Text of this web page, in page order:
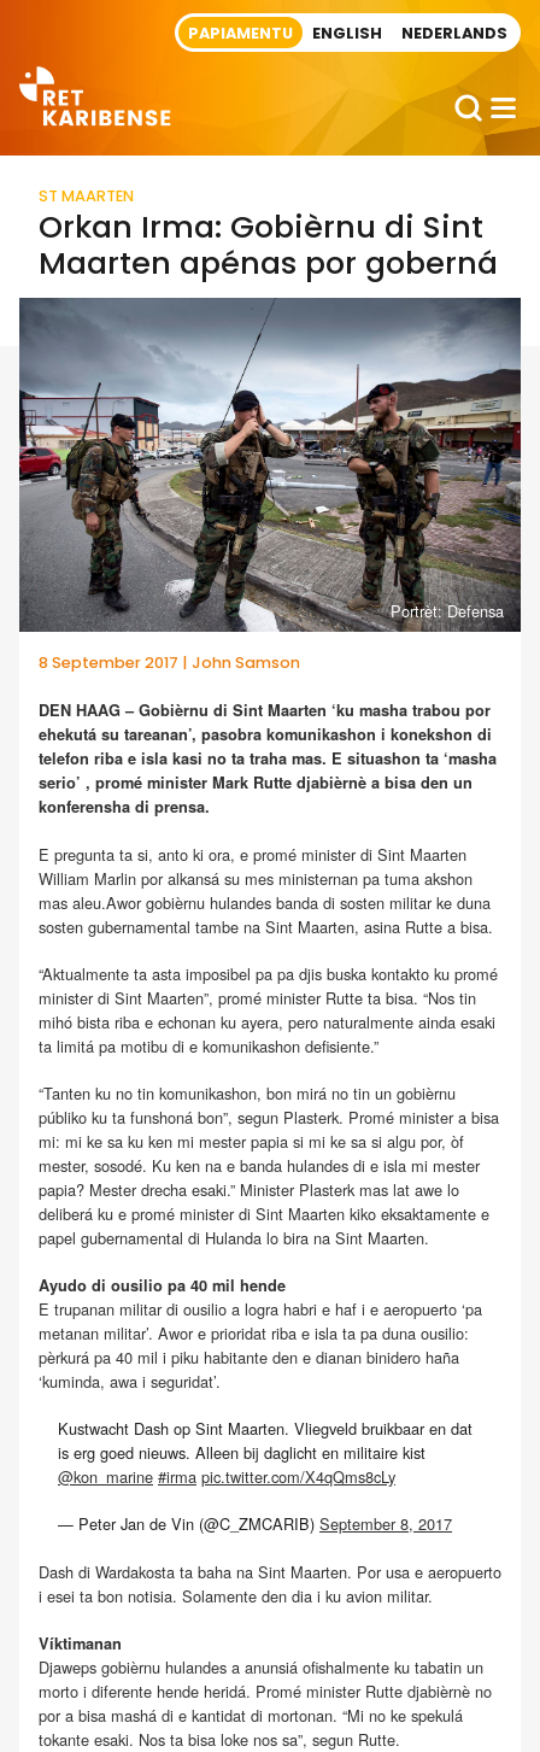
PAPIAMENTU ENGLISH NEDERLANDS
ST MAARTEN
Orkan Irma: Gobièrnu di Sint
Maarten apénas por goberná
Portrèt: Defensa
8 September 2017 | John Samson
DEN HAAG – Gobièrnu di Sint Maarten ‘ku masha trabou por
ehekutá su tareanan’, pasobra komunikashon i konekshon di
telefon riba e isla kasi no ta traha mas. E situashon ta ‘masha
serio’ , promé minister Mark Rutte djabièrnè a bisa den un
konferensha di prensa.
E pregunta ta si, anto ki ora, e promé minister di Sint Maarten
William Marlin por alkansá su mes ministernan pa tuma akshon
mas aleu.Awor gobièrnu hulandes banda di sosten militar ke duna
sosten gubernamental tambe na Sint Maarten, asina Rutte a bisa.
“Aktualmente ta asta imposibel pa pa djis buska kontakto ku promé
minister di Sint Maarten”, promé minister Rutte ta bisa. “Nos tin
mihó bista riba e echonan ku ayera, pero naturalmente ainda esaki
ta limitá pa motibu di e komunikashon defisiente.”
“Tanten ku no tin komunikashon, bon mirá no tin un gobièrnu
públiko ku ta funshoná bon”, segun Plasterk. Promé minister a bisa
mi: mi ke sa ku ken mi mester papia si mi ke sa si algu por, òf
mester, sosodé. Ku ken na e banda hulandes di e isla mi mester
papia? Mester drecha esaki.” Minister Plasterk mas lat awe lo
deliberá ku e promé minister di Sint Maarten kiko eksaktamente e
papel gubernamental di Hulanda lo bira na Sint Maarten.
Ayudo di ousilio pa 40 mil hende
E trupanan militar di ousilio a logra habri e haf i e aeropuerto ‘pa
metanan militar’. Awor e prioridat riba e isla ta pa duna ousilio:
pèrkurá pa 40 mil i piku habitante den e dianan binidero haña
‘kuminda, awa i seguridat’.
Kustwacht Dash op Sint Maarten. Vliegveld bruikbaar en dat
is erg goed nieuws. Alleen bij daglicht en militaire kist
@kon_marine #irma pic.twitter.com/X4qQms8cLy
— Peter Jan de Vin (@C_ZMCARIB) September 8, 2017
Dash di Wardakosta ta baha na Sint Maarten. Por usa e aeropuerto
i esei ta bon notisia. Solamente den dia i ku avion militar.
Víktimanan
Djaweps gobièrnu hulandes a anunsiá ofishalmente ku tabatin un
morto i diferente hende heridá. Promé minister Rutte djabièrnè no
por a bisa mashá di e kantidat di mortonan. “Mi no ke spekulá
tokante esaki. Nos ta bisa loke nos sa”, segun Rutte.